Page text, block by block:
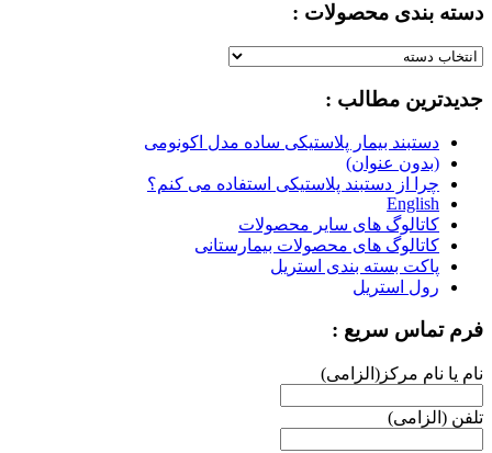
دسته بندی محصولات :
دسته
محصولات
جدیدترین مطالب :
دستبند بیمار پلاستیکی ساده مدل اکونومی
(بدون عنوان)
چرا از دستبند پلاستیکی استفاده می کنم؟
English
کاتالوگ های سایر محصولات
کاتالوگ های محصولات بیمارستانی
پاکت بسته بندی استریل
رول استریل
فرم تماس سریع :
نام یا نام مرکز(الزامی)
تلفن (الزامی)